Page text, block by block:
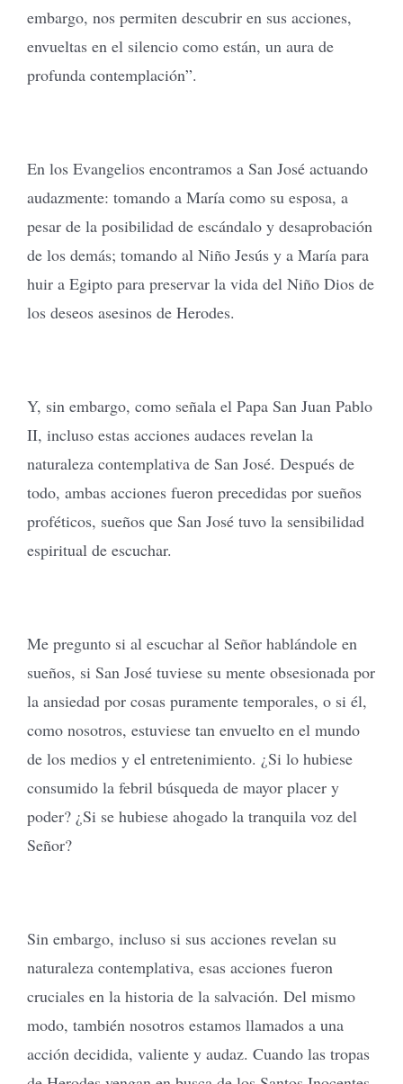
embargo, nos permiten descubrir en sus acciones,
envueltas en el silencio como están, un aura de
profunda contemplación”.
En los Evangelios encontramos a San José actuando
audazmente: tomando a María como su esposa, a
pesar de la posibilidad de escándalo y desaprobación
de los demás; tomando al Niño Jesús y a María para
huir a Egipto para preservar la vida del Niño Dios de
los deseos asesinos de Herodes.
Y, sin embargo, como señala el Papa San Juan Pablo
II, incluso estas acciones audaces revelan la
naturaleza contemplativa de San José. Después de
todo, ambas acciones fueron precedidas por sueños
proféticos, sueños que San José tuvo la sensibilidad
espiritual de escuchar.
Me pregunto si al escuchar al Señor hablándole en
sueños, si San José tuviese su mente obsesionada por
la ansiedad por cosas puramente temporales, o si él,
como nosotros, estuviese tan envuelto en el mundo
de los medios y el entretenimiento. ¿Si lo hubiese
consumido la febril búsqueda de mayor placer y
poder? ¿Si se hubiese ahogado la tranquila voz del
Señor?
Sin embargo, incluso si sus acciones revelan su
naturaleza contemplativa, esas acciones fueron
cruciales en la historia de la salvación. Del mismo
modo, también nosotros estamos llamados a una
acción decidida, valiente y audaz. Cuando las tropas